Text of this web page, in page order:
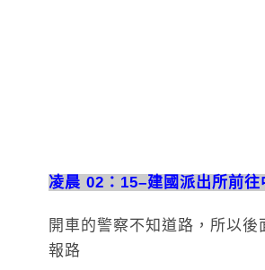
凌晨 02：15–建國派出所前往
開車的警察不知道路，所以後
報路